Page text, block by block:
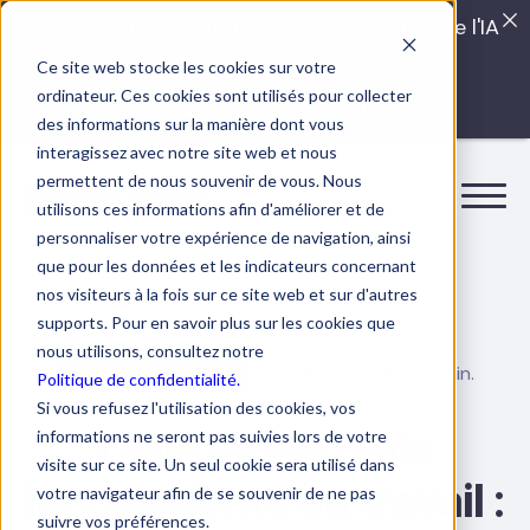
Ce site web stocke les cookies sur votre
ordinateur. Ces cookies sont utilisés pour collecter
des informations sur la manière dont vous
interagissez avec notre site web et nous
permettent de nous souvenir de vous. Nous
utilisons ces informations afin d'améliorer et de
personnaliser votre expérience de navigation, ainsi
que pour les données et les indicateurs concernant
nos visiteurs à la fois sur ce site web et sur d'autres
supports. Pour en savoir plus sur les cookies que
nous utilisons, consultez notre
Politique de confidentialité.
Si vous refusez l'utilisation des cookies, vos
informations ne seront pas suivies lors de votre
visite sur ce site. Un seul cookie sera utilisé dans
votre navigateur afin de se souvenir de ne pas
suivre vos préférences.
Faire une différence 7 min.
Déjouer les biais
inconscients au travail :
Quels sont les véritables impacts cachés de l'IA
dans vos équipes?
LISEZ LE GUIDE INTERDIT